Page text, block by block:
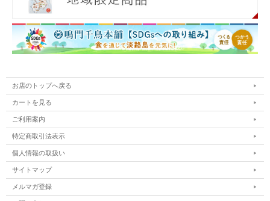
お店のトップへ戻る
カートを見る
ご利用案内
特定商取引法表示
個人情報の取扱い
サイトマップ
メルマガ登録